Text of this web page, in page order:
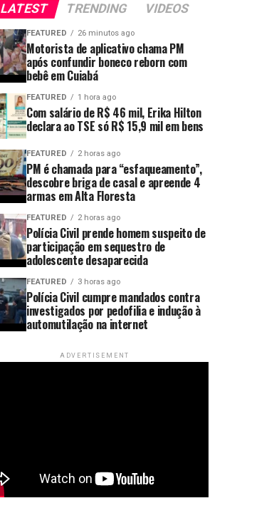
LATEST TRENDING VIDEOS
FEATURED 26 minutos ago
Motorista de aplicativo chama PM
após confundir boneco reborn com
bebê em Cuiabá
FEATURED 1 hora ago
Com salário de R$ 46 mil, Erika Hilton
declara ao TSE só R$ 15,9 mil em bens
FEATURED 2 horas ago
PM é chamada para “esfaqueamento”,
descobre briga de casal e apreende 4
armas em Alta Floresta
FEATURED 2 horas ago
Polícia Civil prende homem suspeito de
participação em sequestro de
adolescente desaparecida
FEATURED 3 horas ago
Polícia Civil cumpre mandados contra
investigados por pedofilia e indução à
automutilação na internet
ADVERTISEMENT